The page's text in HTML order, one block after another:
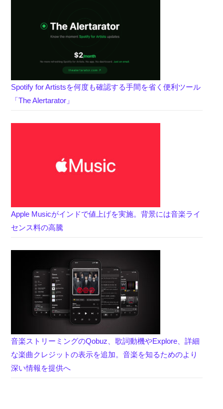
Spotify for Artistsを何度も確認する手間を省く便利ツール
「The Alertarator」
Apple Musicがインドで値上げを実施。背景には音楽ライ
センス料の高騰
音楽ストリーミングのQobuz、歌詞動機やExplore、詳細
な楽曲クレジットの表示を追加。音楽を知るためのより
深い情報を提供へ